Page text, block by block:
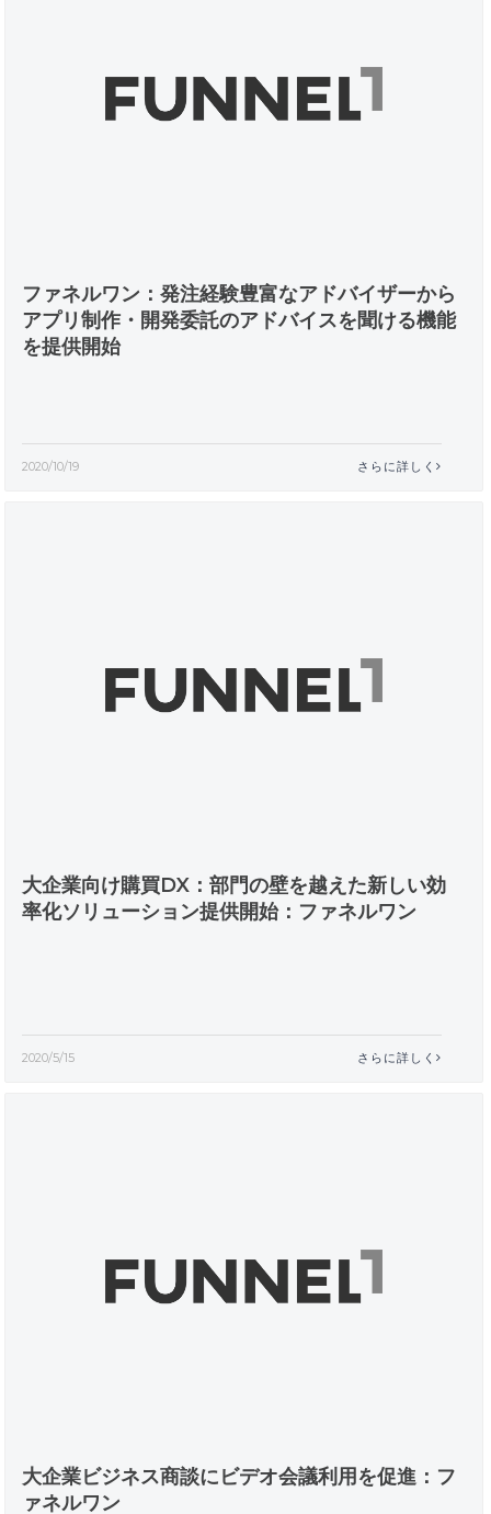
ファネルワン：発注経験豊富なアドバイザーから
アプリ制作・開発委託のアドバイスを聞ける機能
を提供開始
2020/10/19 さらに詳しく
大企業向け購買DX：部門の壁を越えた新しい効
率化ソリューション提供開始：ファネルワン
2020/5/15 さらに詳しく
大企業ビジネス商談にビデオ会議利用を促進：フ
ァネルワン